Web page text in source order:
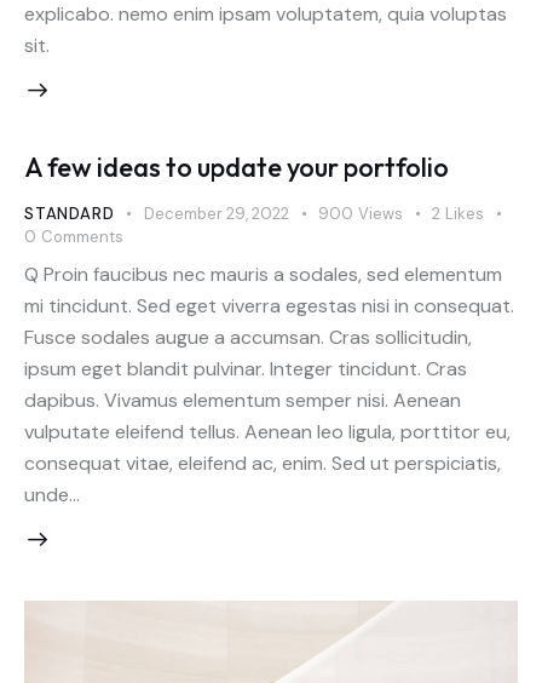
explicabo. nemo enim ipsam voluptatem, quia voluptas
sit.
A few ideas to update your portfolio
STANDARD December 29, 2022 900 Views 2 Likes
0 Comments
Q Proin faucibus nec mauris a sodales, sed elementum
mi tincidunt. Sed eget viverra egestas nisi in consequat.
Fusce sodales augue a accumsan. Cras sollicitudin,
ipsum eget blandit pulvinar. Integer tincidunt. Cras
dapibus. Vivamus elementum semper nisi. Aenean
vulputate eleifend tellus. Aenean leo ligula, porttitor eu,
consequat vitae, eleifend ac, enim. Sed ut perspiciatis,
unde…